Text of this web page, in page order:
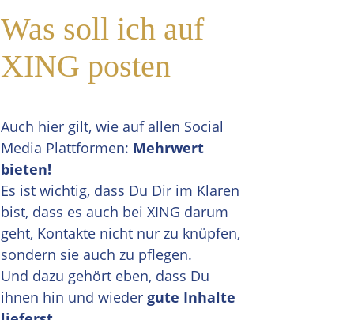
Was soll ich auf
XING posten
Auch hier gilt, wie auf allen Social
Media Plattformen: Mehrwert
bieten!
Es ist wichtig, dass Du Dir im Klaren
bist, dass es auch bei XING darum
geht, Kontakte nicht nur zu knüpfen,
sondern sie auch zu pflegen.
Und dazu gehört eben, dass Du
ihnen hin und wieder gute Inhalte